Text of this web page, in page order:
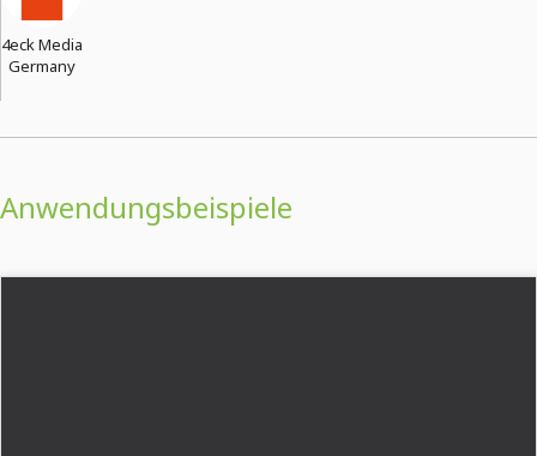
4eck Media
Germany
Anwendungsbeispiele